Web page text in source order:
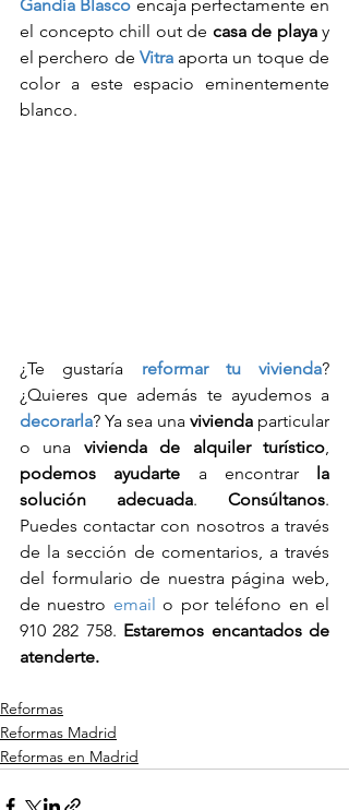
Gandía Blasco encaja perfectamente en
el concepto chill out de casa de playa y
el perchero de Vitra aporta un toque de
color a este espacio eminentemente
blanco.
¿Te gustaría reformar tu vivienda?
decorarla? Ya sea una vivienda particular
o una vivienda de alquiler turístico
podemos ayudarte a encontrar la
solución adecuada. Consúltanos.
Puedes contactar con nosotros a través
de la sección de comentarios, a través
del formulario de nuestra página web,
de nuestro email o por teléfono en el
910 282 758. Estaremos encantados de
atenderte.
Reformas
Reformas Madrid
Reformas en Madrid